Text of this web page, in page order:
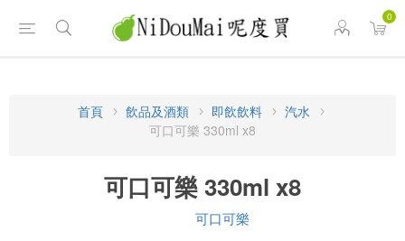
0
首頁 飲品及酒類 即飲飲料
汽水
可口可樂 330ml x8
可口可樂 330ml x8
可口可樂